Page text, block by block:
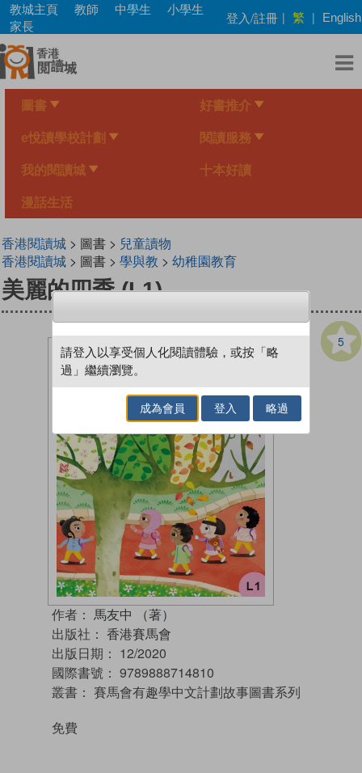
Skip
main
content
教城主頁 教師 中學生
小學生
家長
登入/註冊 | 繁 | English
圖書 好書推介
e悅讀學校計劃 閱讀服務
我的閱讀城 十本好讀
漫話生活
香港閱讀城> 圖書 > 兒童讀物
香港閱讀城> 圖書 > 學與教 > 幼稚園教育
美麗的四季 (L1)
5
作者： 馬友中 （著）
出版社： 香港賽馬會
出版日期： 12/2020
國際書號： 9789888714810
叢書： 賽馬會有趣學中文計劃故事圖書系列
免費
請登入以享受個人化閱讀體驗，或按「略
過」繼續瀏覽。
成為會員 登入 略過